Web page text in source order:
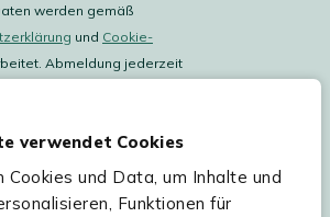
verwendet Cookies
und Data, um Inhalte und
Funktionen für
werden gemäß
und Cookie-
Abmeldung jederzeit